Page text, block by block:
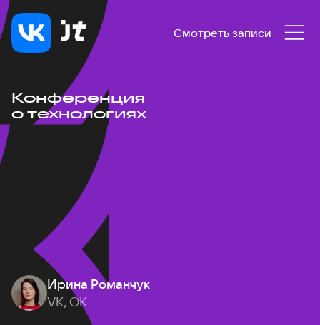
Смотреть записи
Конференция
о технологиях
Ирина Романчук
VK, ОК